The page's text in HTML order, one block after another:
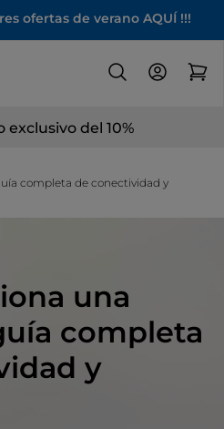
ofertas de verano AQUÍ !!!
exclusivo del 10%
completa de conectividad y
una
completa
y